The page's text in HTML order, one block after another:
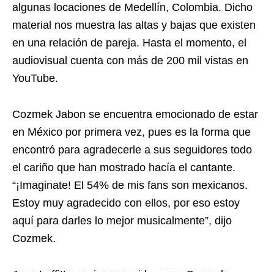
algunas locaciones de Medellín, Colombia. Dicho
material nos muestra las altas y bajas que existen
en una relación de pareja. Hasta el momento, el
audiovisual cuenta con más de 200 mil vistas en
YouTube.
Cozmek Jabon se encuentra emocionado de estar
en México por primera vez, pues es la forma que
encontró para agradecerle a sus seguidores todo
el cariño que han mostrado hacía el cantante.
“¡Imaginate! El 54% de mis fans son mexicanos.
Estoy muy agradecido con ellos, por eso estoy
aquí para darles lo mejor musicalmente”, dijo
Cozmek.